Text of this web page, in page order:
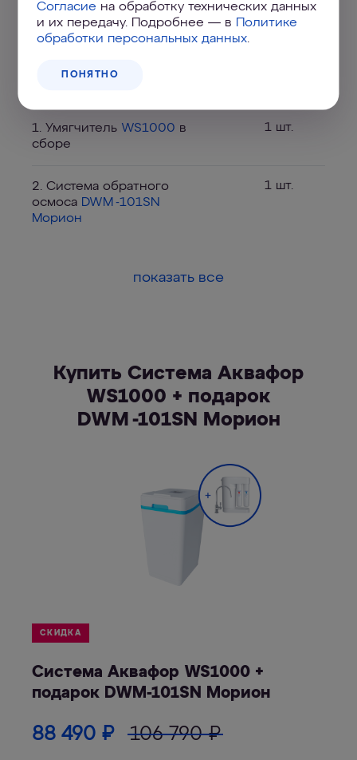
1. Умягчитель WS1000 в
сборе
1 шт.
2. Система обратного
осмоса DWM -101SN
Морион
1 шт.
показать все
Купить Система Аквафор
WS1000 + подарок
DWM -101SN Морион
СКИДКА
Система Аквафор WS1000 +
подарок DWM-101SN Морион
88 490 ₽ 106 790 ₽
Согласие на обработку технических данных
и их передачу. Подробнее — в Политике
обработки персональных данных.
ПОНЯТНО